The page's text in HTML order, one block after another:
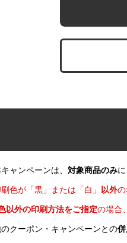
商品
ャンペーンは、 対象商品のみ
色が「黒」または「白」 以外の
以外の印刷方法をご指定の場合
クーポン・キャンペーンとの併